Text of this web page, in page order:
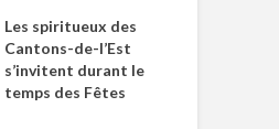
Les spiritueux des
Cantons-de-l’Est
s’invitent durant le
temps des Fêtes